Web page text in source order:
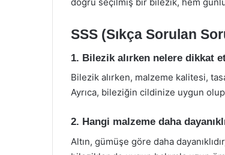
SSS (Sıkça Sorulan
1. Bilezik alırken nelere dikkat
Bilezik alırken, malzeme kalitesi,
Ayrıca, bileziğin cildinize uygun
2. Hangi malzeme daha
Altın, gümüşe göre daha